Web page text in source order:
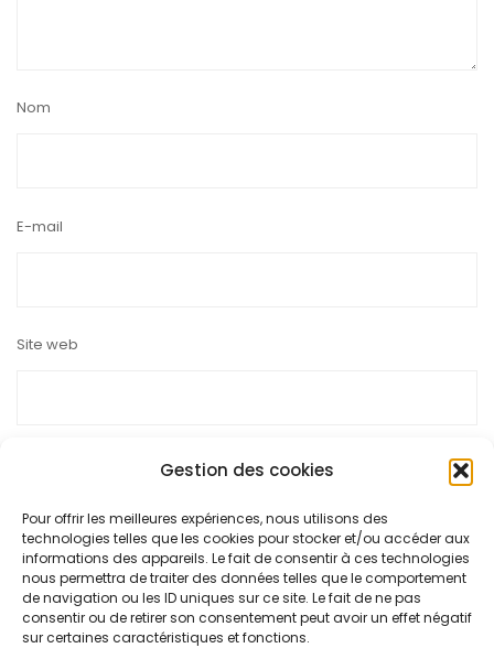
Gestion des cookies
Pour offrir les meilleures expériences, nous utilisons des
technologies telles que les cookies pour stocker et/ou accéder aux
informations des appareils. Le fait de consentir à ces technologies
nous permettra de traiter des données telles que le comportement
de navigation ou les ID uniques sur ce site. Le fait de ne pas
consentir ou de retirer son consentement peut avoir un effet négatif
sur certaines caractéristiques et fonctions.
Nom
E-mail
Site web
Ce site utilise Akismet pour réduire les indésirables.
plus sur la façon dont les données de vos commentaires sont
traitées.